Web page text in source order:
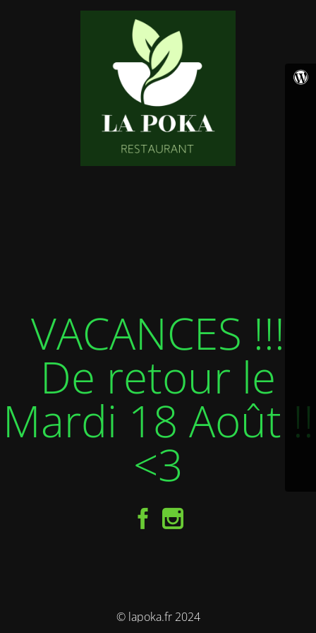
VACANCES !!!
De retour le
Mardi 18 Août !!
<3
© lapoka.fr 2024